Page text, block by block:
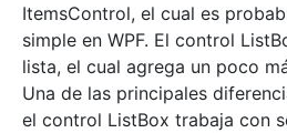
ItemsControl, el cual es
simple en WPF. El control
lista, el cual agrega un poco
Una de las principales
el control ListBox trabaja con